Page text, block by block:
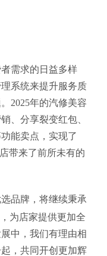
需求的日益多样
系统来提升服务质
2025年的汽修美容
、分享裂变红包、
能卖点，实现了
带来了前所未有的
品牌，将继续秉承
为店家提供更加全
中，我们有理由相
，共同开创更加辉